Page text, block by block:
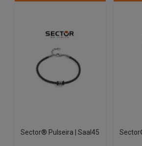
Sector® Pulseira | Saal45